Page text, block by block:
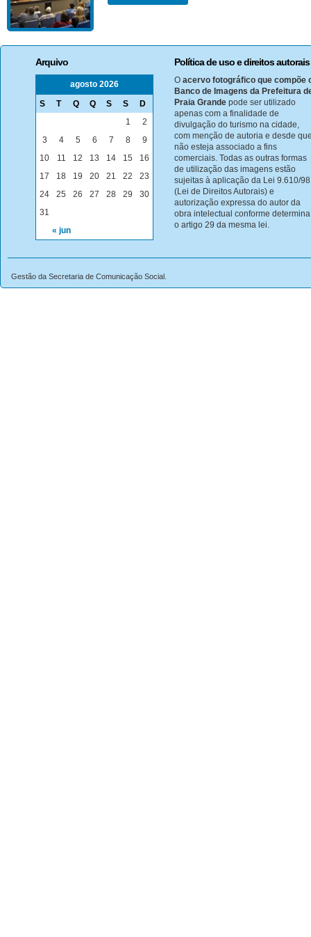
Arquivo
agosto 2026
S
T Q Q S S D
« jun
1
2
3
4 5 6 7 8
9
10
11 12 13 14 15
16
17
18 19 20 21 22
23
24
25 26 27 28 29
30
31
Política de uso e direitos autorais
O acervo fotográfico que compõe
Banco de Imagens da Prefeitura
Praia Grande pode ser utilizado
apenas com a finalidade de
divulgação do turismo na cidade,
com menção de autoria e desde
não esteja associado a fins
comerciais. Todas as outras formas
de utilização das imagens estão
sujeitas à aplicação da Lei 9.610/98
(Lei de Direitos Autorais) e
autorização expressa do autor da
obra intelectual conforme determina
o artigo 29 da mesma lei.
Gestão da Secretaria de Comunicação Social.